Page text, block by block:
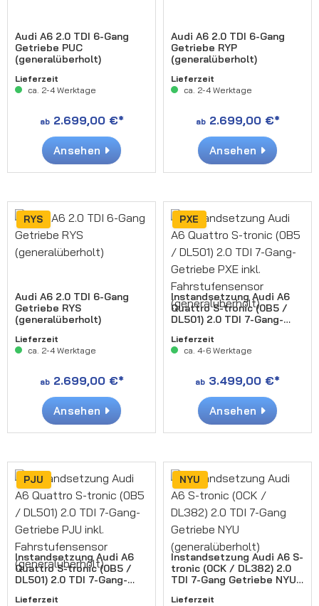
Audi A6 2.0 TDI 6-Gang
Getriebe PUC
(generalüberholt)
Lieferzeit
ca. 2-4 Werktage
ab2.699,00 €*
Ansehen
Audi A6 2.0 TDI 6-Gang
Getriebe RYP
(generalüberholt)
Lieferzeit
ca. 2-4 Werktage
ab2.699,00 €*
Ansehen
RYS
Audi A6 2.0 TDI 6-Gang
Getriebe RYS
(generalüberholt)
Lieferzeit
ca. 2-4 Werktage
ab2.699,00 €*
Ansehen
PXE
Instandsetzung Audi A6
Quattro S-tronic (0B5 /
DL501) 2.0 TDI 7-Gang-
Fahrstufensensor
(generalüberholt)
Lieferzeit
ca. 4-6 Werktage
ab 3.499,00 €*
Ansehen
PJU
Instandsetzung Audi A6
Quattro S-tronic (0B5 /
DL501) 2.0 TDI 7-Gang-
Fahrstufensensor
Lieferzeit
NYU
Instandsetzung Audi A6 S-
tronic (0CK / DL382) 2.0
TDI 7-Gang Getriebe NYU
Lieferzeit